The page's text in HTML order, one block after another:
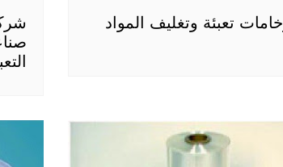
تعبئة وتغليف المواد